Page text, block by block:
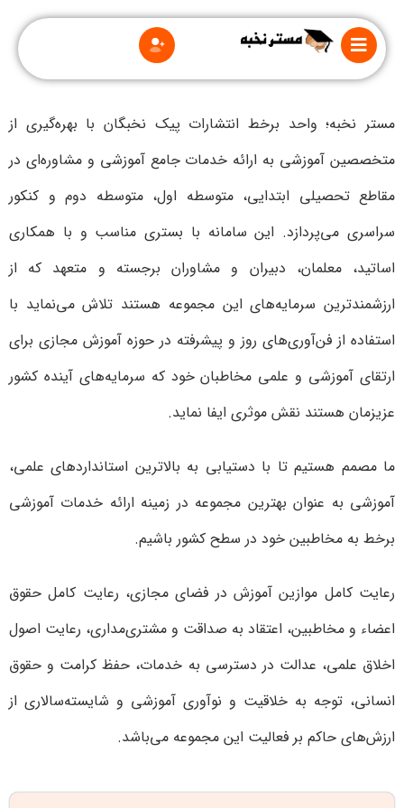
درباره
و
مستر نخبه؛ واحد برخط انتشارات پیک نخبگان با بهره‌گیری از
متخصصین آموزشی به ارائه خدمات جامع آموزشی و مشاوره‌ای در
مقاطع تحصیلی ابتدایی، متوسطه اول، متوسطه دوم و کنکور
سراسری می‌پردازد. این سامانه با بستری مناسب و با همکاری
اساتید، معلمان، دبیران و مشاوران برجسته و متعهد که از
ارزشمندترین سرمایه‌های این مجموعه هستند تلاش می‌نماید با
استفاده از فن‌آوری‌های روز و پیشرفته در حوزه آموزش مجازی برای
ارتقای آموزشی و علمی مخاطبان خود که سرمایه‌های آینده کشور
عزیزمان هستند نقش موثری ایفا نماید.
ما مصمم هستیم تا با دستیابی به بالاترین استاندارد‌های علمی،
آموزشی به عنوان بهترین مجموعه در زمینه ارائه خدمات آموزشی
برخط به مخاطبین خود در سطح کشور باشیم.
رعایت کامل موازین آموزش در فضای مجازی، رعایت کامل حقوق
اعضاء و مخاطبین، اعتقاد به صداقت و مشتری‌مداری، رعایت اصول
اخلاق علمی، عدالت در دسترسی به خدمات، حفظ کرامت و حقوق
انسانی، توجه به خلاقیت و نوآوری آموزشی و شایسته‌سالاری از
ارزش‌های حاکم بر فعالیت این مجموعه می‌باشد.